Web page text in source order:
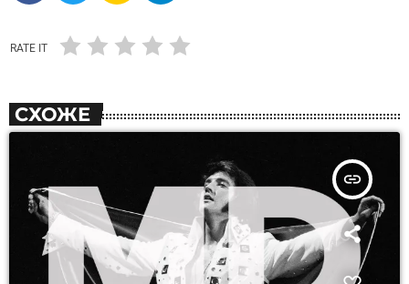
RATE IT
СХОЖЕ
insert_link